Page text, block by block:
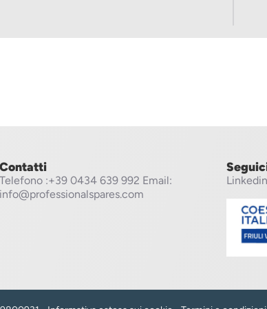
Contatti
Telefono :+39 0434 639 992 Email:
info@professionalspares.com
Linkedin